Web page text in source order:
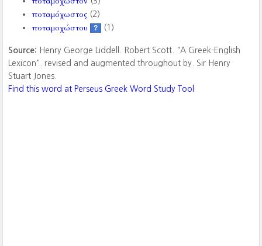
ποταμόχωστος (2)
ποταμοχώστου ? (1)
Source: Henry George Liddell. Robert Scott. "A Greek-English
Lexicon". revised and augmented throughout by. Sir Henry
Stuart Jones.
Find this word at Perseus Greek Word Study Tool